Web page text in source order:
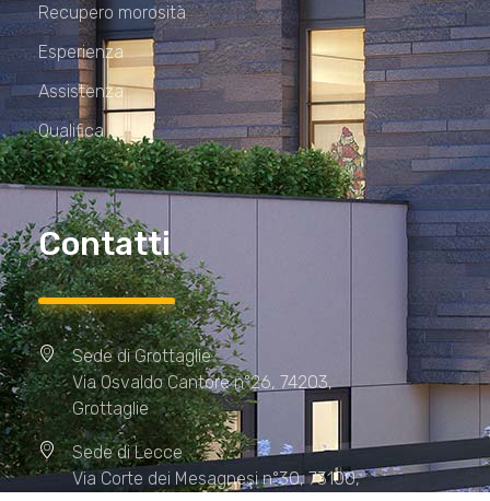
Recupero morosità
Esperienza
Assistenza
Qualifica
Contatti
Sede di Grottaglie
Via Osvaldo Cantore n°26, 74203,
Grottaglie
Sede di Lecce
Via Corte dei Mesagnesi n°30, 73100,